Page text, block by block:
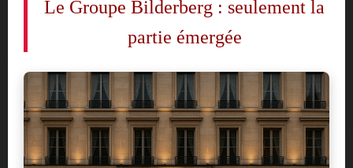
Le Groupe Bilderberg : seulement la
partie émergée